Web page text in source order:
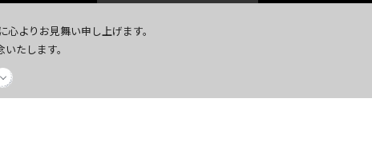
よりお見舞い申し上げます。
たします。